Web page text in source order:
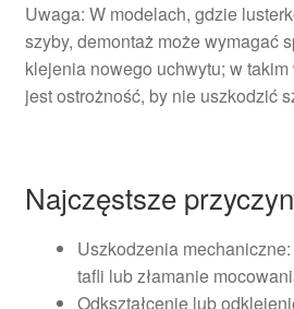
Uwaga: W modelach, gdzie
szyby, demontaż może wymagać
klejenia nowego uchwytu; w
jest ostrożność, by nie uszkodzić
Najczęstsze
Uszkodzenia
tafli lub złamanie
Odkształcenie lub